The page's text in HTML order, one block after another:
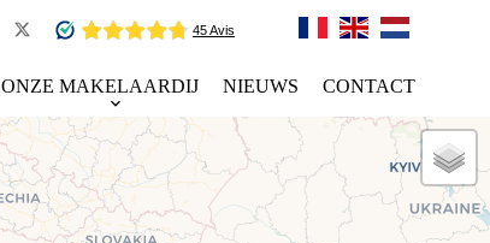
ONZE MAKELAARDIJ NIEUWS CONTACT